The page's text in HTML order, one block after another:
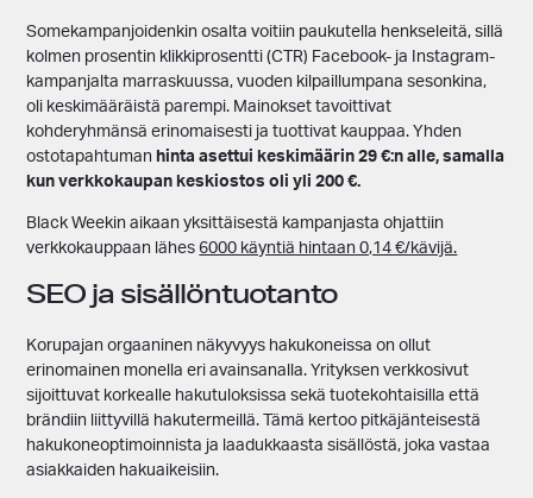
Somekampanjoidenkin osalta voitiin paukutella henkseleitä, sillä
kolmen prosentin klikkiprosentti (CTR) Facebook- ja Instagram-
kampanjalta marraskuussa, vuoden kilpaillumpana sesonkina,
oli keskimääräistä parempi. Mainokset tavoittivat
kohderyhmänsä erinomaisesti ja tuottivat kauppaa. Yhden
ostotapahtuman hinta asettui keskimäärin 29 €:n alle, samalla
kun verkkokaupan keskiostos oli yli 200 €.
Black Weekin aikaan yksittäisestä kampanjasta ohjattiin
verkkokauppaan lähes6000 käyntiä hintaan 0,14 €/kävijä.
SEO ja sisällöntuotanto
Korupajan orgaaninen näkyvyys hakukoneissa on ollut
erinomainen monella eri avainsanalla. Yrityksen verkkosivut
sijoittuvat korkealle hakutuloksissa sekä tuotekohtaisilla että
brändiin liittyvillä hakutermeillä. Tämä kertoo pitkäjänteisestä
hakukoneoptimoinnista ja laadukkaasta sisällöstä, joka vastaa
asiakkaiden hakuaikeisiin.